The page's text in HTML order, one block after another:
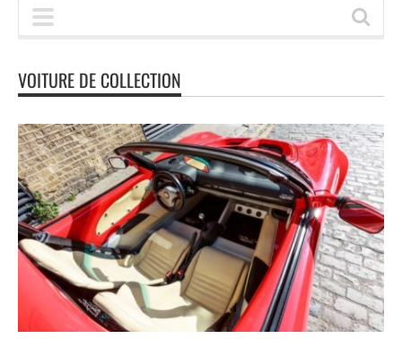
VOITURE DE COLLECTION